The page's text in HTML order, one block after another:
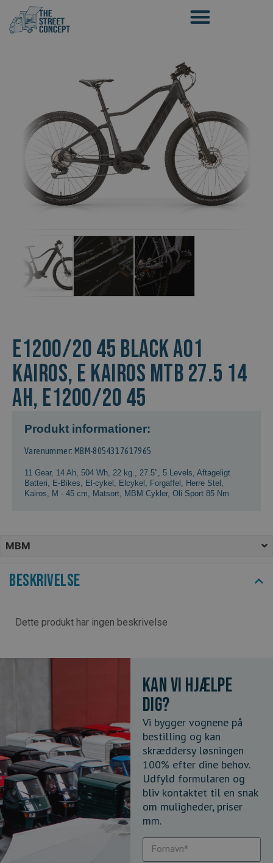
E1200/20 45 BLACK A01
Kairos, E KAIROS MTB 27.5 14
AH, E1200/20 45
Produkt informationer:
Varenummer: MBM-8054317617965
11 Gear, 14 Ah, 504 Wh 22 kg. 27.5" 5 Levels Aftageligt
Batteri
E-Bikes El-cykel Elcykel Forgaffel Herre Stel
Kairos
M - 45 cm Matsort MBM Cykler, Oli Sport 85 Nm
MBM
Beskrivelse
Dette produkt har ingen beskrivelse
Kan vi hjælpe
dig?
Vi bygger vognene på
bestilling og kan
skræddersy løsningen
100% efter dine behov.
Udfyld formularen og
bliv kontaktet til en snak
om muligheder, priser
mm.